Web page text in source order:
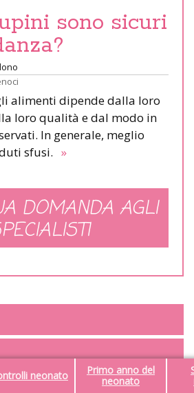
neonato
Primo anno del
neonato
sono sicuri
alimenti dipende dalla loro
loro qualità e dal modo in
In generale, meglio
sfusi. »
DOMANDA AGLI